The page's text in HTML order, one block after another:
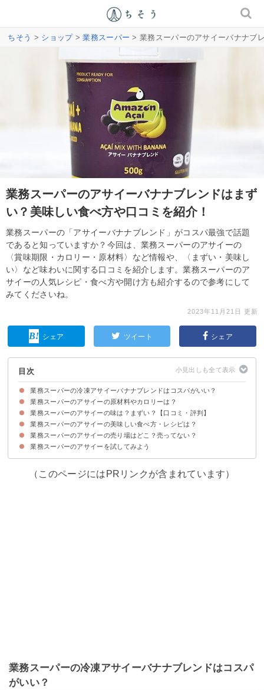
ちそう > ショップ>業務スーパー > 業務スーパーのアサイーバナナブ
業務スーパーのアサイーバナナブレンドはまず
い？美味しい食べ方や口コミを紹介！
業務スーパーの「アサイーバナナブレンド」がコスパ最強で話題
であると知っていますか？今回は、業務スーパーのアサイーの
〈賞味期限・カロリー・原材料〉など情報や、〈まずい・美味し
い〉など味わいに関する口コミを紹介します。業務スーパーのア
サイーの人気レシピ・食べ方や開け方も紹介するので参考にして
みてくださいね。
2023年11月21日 更新
シェア ツイート シェア
目次
業務スーパーの冷凍アサイーバナナブレンドはコスパがいい？
値段など業務スーパーのアサイーの商品情報
業務スーパーのアサイーの原材料やカロリーは？
業務スーパーのアサイーの原材料
業務スーパーのアサイーのカロリー・糖質など栄養成分
業務スーパーのアサイーのカロリー・糖質を他のと比較
業務スーパーのアサイーの味は？まずい？【口コミ・評判】
業務スーパーのアサイーの味わい・食感
口コミ①業務スーパーのアサイーを美味しいと感じる人の口コミ
口コミ②業務スーパーのアサイーをまずいと感じる人の口コミ
業務スーパーのアサイーの美味しい食べ方・レシピは？
①ヨーグルトとオートミールのアサイーボウル
②アサイーとグラノーラのスムージー
③アサイーのアイス
④アサイーのサングリア
⑤アサイーのかき氷
業務スーパーのアサイーの売り場はどこ？売ってない？
業務スーパーのアサイーは冷凍食品売り場にある
業務スーパーにアサイーがないときは他の店舗に行こう
業務スーパーのアサイーを試してみよう
（このページにはPRリンクが含まれています）
業務スーパーの冷凍アサイーバナナブレンドはコスパ
がいい？